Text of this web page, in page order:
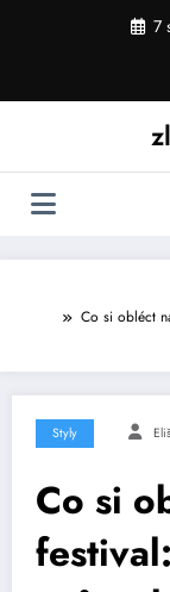
7
Co si obléct
Styly
Co si